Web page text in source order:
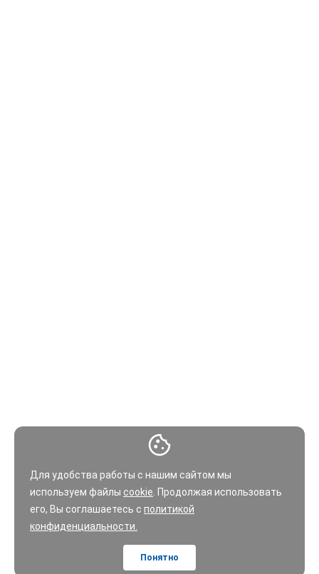
Для удобства работы с нашим сайтом мы
используем файлы cookie . Продолжая использовать
его, Вы соглашаетесь с политикой
конфиденциальности.
Понятно